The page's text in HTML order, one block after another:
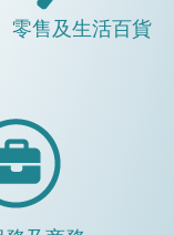
零售及生活百貨